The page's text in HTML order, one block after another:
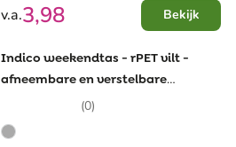
v.a.3,98 Bekijk
Indico weekendtas - rPET vilt -
afneembare en verstelbare
schouderband
(0)